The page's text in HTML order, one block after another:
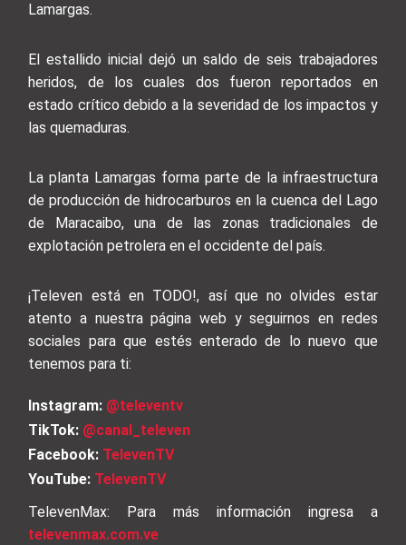
Lamargas.
El estallido inicial dejó un saldo de seis trabajadores
heridos, de los cuales dos fueron reportados en
estado crítico debido a la severidad de los impactos y
las quemaduras.
La planta Lamargas forma parte de la infraestructura
de producción de hidrocarburos en la cuenca del Lago
de Maracaibo, una de las zonas tradicionales de
explotación petrolera en el occidente del país.
¡Televen está en TODO!, así que no olvides estar
atento a nuestra página web y seguirnos en redes
sociales para que estés enterado de lo nuevo que
tenemos para ti:
Instagram: @televentv
TikTok: @canal_televen
Facebook: TelevenTV
YouTube: TelevenTV
TelevenMax: Para más información ingresa a
televenmax.com.ve